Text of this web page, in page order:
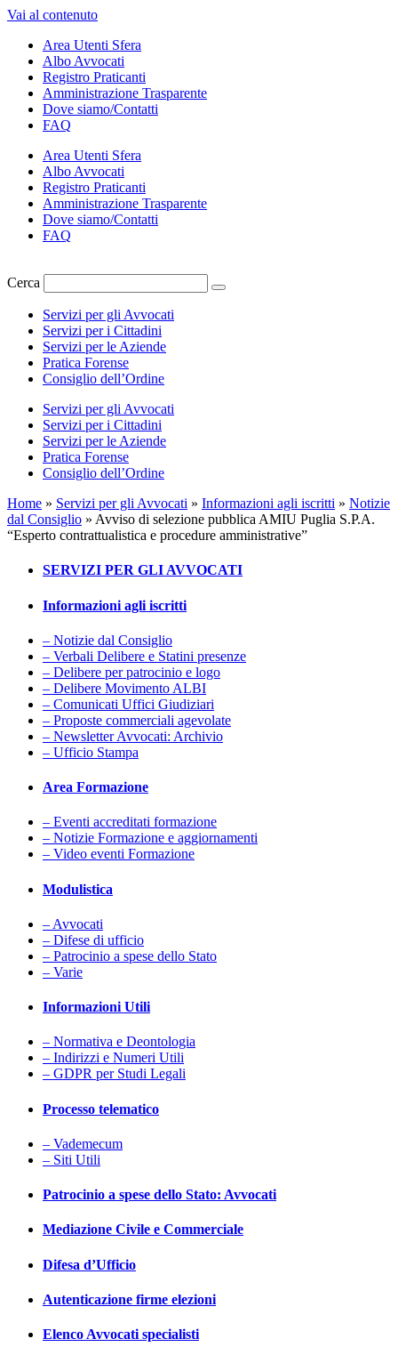
Vai al contenuto
Area Utenti Sfera
Albo Avvocati
Registro Praticanti
Amministrazione Trasparente
Dove siamo/Contatti
FAQ
Area Utenti Sfera
Albo Avvocati
Registro Praticanti
Amministrazione Trasparente
Dove siamo/Contatti
FAQ
Cerca
Servizi per gli Avvocati
Servizi per i Cittadini
Servizi per le Aziende
Pratica Forense
Consiglio dell’Ordine
Servizi per gli Avvocati
Servizi per i Cittadini
Servizi per le Aziende
Pratica Forense
Consiglio dell’Ordine
Home » Servizi per gli Avvocati » Informazioni agli iscritti » Notizie
dal Consiglio » Avviso di selezione pubblica AMIU Puglia S.P.A.
“Esperto contrattualistica e procedure amministrative”
SERVIZI PER GLI AVVOCATI
Informazioni agli iscritti
– Notizie dal Consiglio
– Verbali Delibere e Statini presenze
– Delibere per patrocinio e logo
– Delibere Movimento ALBI
– Comunicati Uffici Giudiziari
– Proposte commerciali agevolate
– Newsletter Avvocati: Archivio
– Ufficio Stampa
Area Formazione
– Eventi accreditati formazione
– Notizie Formazione e aggiornamenti
– Video eventi Formazione
Modulistica
– Avvocati
– Difese di ufficio
– Patrocinio a spese dello Stato
– Varie
Informazioni Utili
– Normativa e Deontologia
– Indirizzi e Numeri Utili
– GDPR per Studi Legali
Processo telematico
– Vademecum
– Siti Utili
Patrocinio a spese dello Stato: Avvocati
Mediazione Civile e Commerciale
Difesa d’Ufficio
Autenticazione firme elezioni
Elenco Avvocati specialisti